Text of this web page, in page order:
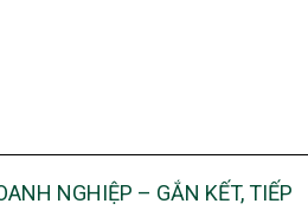
NGHIỆP – GẮN KẾT, TIẾP